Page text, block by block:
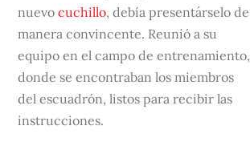
nuevocuchillo, debía presentárselo de
manera convincente. Reunió a su
equipo en el campo de entrenamiento,
donde se encontraban los miembros
del escuadrón, listos para recibir las
instrucciones.